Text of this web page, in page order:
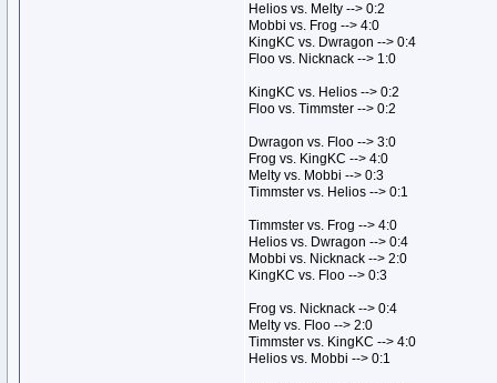
Helios vs. Melty --> 0:2
Mobbi vs. Frog --> 4:0
KingKC vs. Dwragon --> 0:4
Floo vs. Nicknack --> 1:0
KingKC vs. Helios --> 0:2
Floo vs. Timmster --> 0:2
Dwragon vs. Floo --> 3:0
Frog vs. KingKC --> 4:0
Melty vs. Mobbi --> 0:3
Timmster vs. Helios --> 0:1
Timmster vs. Frog --> 4:0
Helios vs. Dwragon --> 0:4
Mobbi vs. Nicknack --> 2:0
KingKC vs. Floo --> 0:3
Frog vs. Nicknack --> 0:4
Melty vs. Floo --> 2:0
Timmster vs. KingKC --> 4:0
Helios vs. Mobbi --> 0:1